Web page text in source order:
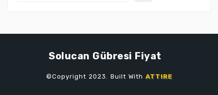
Solucan Gübresi Fiyat
©Copyright 2023. Built With ATTIRE